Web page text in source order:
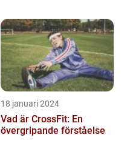
18 januari 2024
Vad är CrossFit: En
övergripande förståelse